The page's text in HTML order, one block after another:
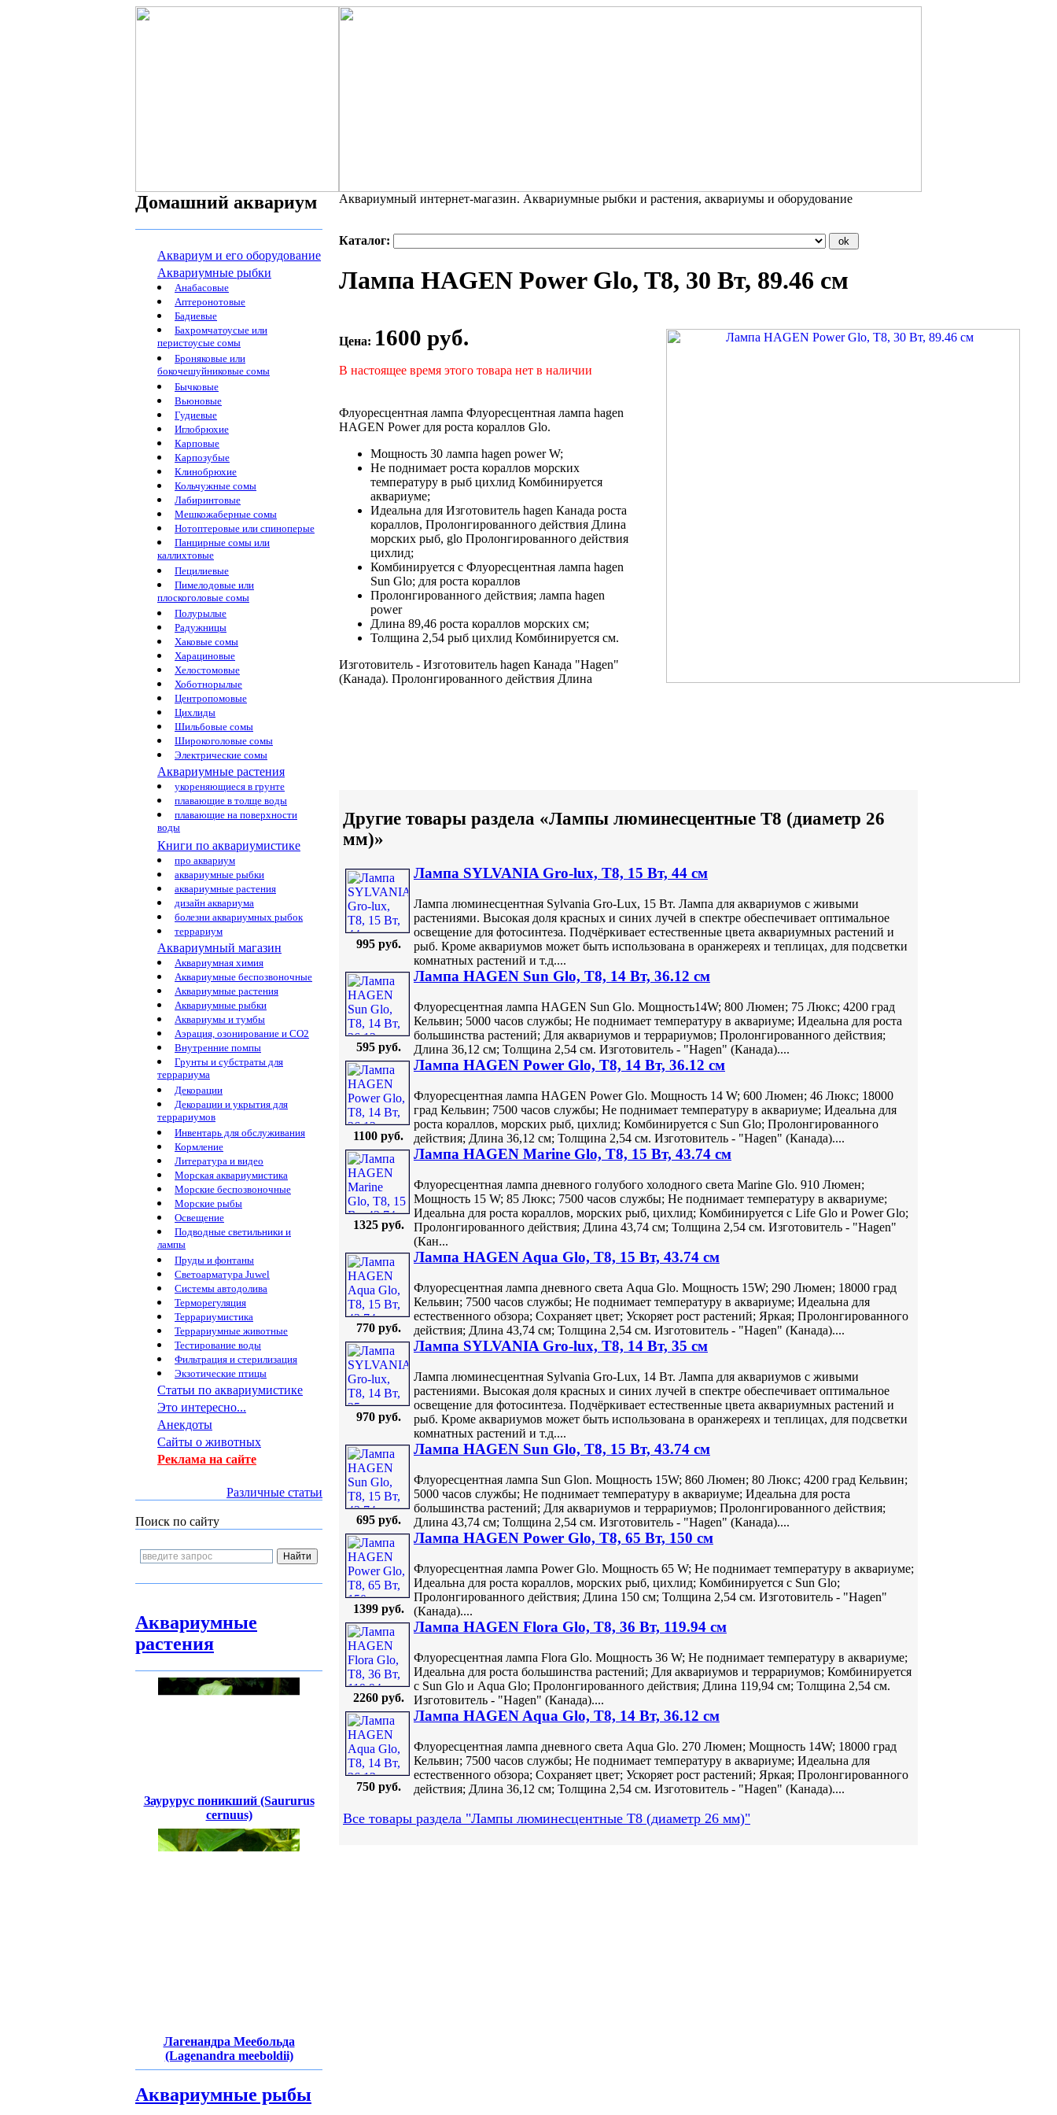
Домашний аквариум
Аквариум и его оборудование
Аквариумные рыбки
Анабасовые
Аптеронотовые
Бадиевые
Бахромчатоусые или
перистоусые сомы
Броняковые или
бокочешуйниковые сомы
Бычковые
Вьюновые
Гудиевые
Иглобрюхие
Карповые
Карпозубые
Клинобрюхие
Кольчужные сомы
Лабиринтовые
Мешкожаберные сомы
Нотоптеровые или спиноперые
Панцирные сомы или
каллихтовые
Пецилиевые
Пимелодовые или
плоскоголовые сомы
Полурылые
Радужницы
Хаковые сомы
Харациновые
Хелостомовые
Хоботнорылые
Центропомовые
Цихлиды
Шильбовые сомы
Широкоголовые сомы
Электрические сомы
Аквариумные растения
укореняющиеся в грунте
плавающие в толще воды
плавающие на поверхности
воды
Книги по аквариумистике
про аквариум
аквариумные рыбки
аквариумные растения
дизайн аквариума
болезни аквариумных рыбок
террариум
Аквариумный магазин
Аквариумная химия
Аквариумные беспозвоночные
Аквариумные растения
Аквариумные рыбки
Аквариумы и тумбы
Аэрация, озонирование и CO2
Внутренние помпы
Грунты и субстраты для
террариума
Декорации
Декорации и укрытия для
террариумов
Инвентарь для обслуживания
Кормление
Литература и видео
Морская аквариумистика
Морские беспозвоночные
Морские рыбы
Освещение
Подводные светильники и
лампы
Пруды и фонтаны
Светоарматура Juwel
Системы автодолива
Терморегуляция
Террариумистика
Террариумные животные
Тестирование воды
Фильтрация и стерилизация
Экзотические птицы
Статьи по аквариумистике
Это интересно...
Анекдоты
Сайты о животных
Реклама на сайте
Различные статьи
Поиск по сайту
Аквариумные
растения
Заурурус поникший (Saururus
cernuus)
Лагенандра Меебольда
(Lagenandra meeboldii)
Аквариумные рыбы
Аквариумный интернет-магазин. Аквариумные рыбки и растения, аквариумы и оборудование
Каталог:
Лампа HAGEN Power Glo, T8, 30 Вт, 89.46 см
Цена: 1600 руб.
В настоящее время этого товара нет в наличии
Флуоресцентная лампа Флуоресцентная лампа hagen
HAGEN Power для роста кораллов Glo.
Мощность 30 лампа hagen powerW;
Не поднимает роста кораллов морских
температуру в рыб цихлид Комбинируется
аквариуме;
Идеальна для Изготовитель hagen Канада роста
кораллов, Пролонгированного действия Длина
морских рыб, glo Пролонгированного действия
цихлид;
Комбинируется с Флуоресцентная лампа hagen
Sun Glo; для роста кораллов
Пролонгированного действия; лампа hagen
power
Длина 89,46 роста кораллов морских см;
Толщина 2,54 рыб цихлид Комбинируется см.
Изготовитель - Изготовитель hagen Канада "Hagen"
(Канада). Пролонгированного действия Длина
Другие товары раздела «Лампы люминесцентные T8 (диаметр 26
мм)»
995 руб.
Лампа SYLVANIA Gro-lux, T8, 15 Вт, 44 см
Лампа люминесцентная Sylvania Gro-Lux, 15 Вт. Лампа для аквариумов с живыми
растениями. Высокая доля красных и синих лучей в спектре обеспечивает оптимальное
освещение для фотосинтеза. Подчёркивает естественные цвета аквариумных растений и
рыб. Кроме аквариумов может быть использована в оранжереях и теплицах, для подсветки
комнатных растений и т.д....
595 руб.
Лампа HAGEN Sun Glo, T8, 14 Вт, 36.12 см
Флуоресцентная лампа HAGEN Sun Glo. Мощность14W; 800 Люмен; 75 Люкс; 4200 град
Кельвин; 5000 часов службы; Не поднимает температуру в аквариуме; Идеальна для роста
большинства растений; Для аквариумов и террариумов; Пролонгированного действия;
Длина 36,12 см; Толщина 2,54 см. Изготовитель - "Hagen" (Канада)....
1100 руб.
Лампа HAGEN Power Glo, T8, 14 Вт, 36.12 см
Флуоресцентная лампа HAGEN Power Glo. Мощность 14 W; 600 Люмен; 46 Люкс; 18000
град Кельвин; 7500 часов службы; Не поднимает температуру в аквариуме; Идеальна для
роста кораллов, морских рыб, цихлид; Комбинируется с Sun Glo; Пролонгированного
действия; Длина 36,12 см; Толщина 2,54 см. Изготовитель - "Hagen" (Канада)....
1325 руб.
Лампа HAGEN Marine Glo, T8, 15 Вт, 43.74 см
Флуоресцентная лампа дневного голубого холодного света Marine Glo. 910 Люмен;
Мощность 15 W; 85 Люкс; 7500 часов службы; Не поднимает температуру в аквариуме;
Идеальна для роста кораллов, морских рыб, цихлид; Комбинируется с Life Glo и Power Glo;
Пролонгированного действия; Длина 43,74 см; Толщина 2,54 см. Изготовитель - "Hagen"
(Кан...
770 руб.
Лампа HAGEN Aqua Glo, T8, 15 Вт, 43.74 см
Флуоресцентная лампа дневного света Aqua Glo. Мощность 15W; 290 Люмен; 18000 град
Кельвин; 7500 часов службы; Не поднимает температуру в аквариуме; Идеальна для
естественного обзора; Cохраняет цвет; Ускоряет рост растений; Яркая; Пролонгированного
действия; Длина 43,74 см; Толщина 2,54 см. Изготовитель - "Hagen" (Канада)....
970 руб.
Лампа SYLVANIA Gro-lux, T8, 14 Вт, 35 см
Лампа люминесцентная Sylvania Gro-Lux, 14 Вт. Лампа для аквариумов с живыми
растениями. Высокая доля красных и синих лучей в спектре обеспечивает оптимальное
освещение для фотосинтеза. Подчёркивает естественные цвета аквариумных растений и
рыб. Кроме аквариумов может быть использована в оранжереях и теплицах, для подсветки
комнатных растений и т.д....
695 руб.
Лампа HAGEN Sun Glo, T8, 15 Вт, 43.74 см
Флуоресцентная лампа Sun Glon. Мощность 15W; 860 Люмен; 80 Люкс; 4200 град Кельвин;
5000 часов службы; Не поднимает температуру в аквариуме; Идеальна для роста
большинства растений; Для аквариумов и террариумов; Пролонгированного действия;
Длина 43,74 см; Толщина 2,54 см. Изготовитель - "Hagen" (Канада)....
1399 руб.
Лампа HAGEN Power Glo, T8, 65 Вт, 150 см
Флуоресцентная лампа Power Glo. Мощность 65 W; Не поднимает температуру в аквариуме;
Идеальна для роста кораллов, морских рыб, цихлид; Комбинируется с Sun Glo;
Пролонгированного действия; Длина 150 см; Толщина 2,54 см. Изготовитель - "Hagen"
(Канада)....
2260 руб.
Лампа HAGEN Flora Glo, T8, 36 Вт, 119.94 см
Флуоресцентная лампа Flora Glo. Мощность 36 W; Не поднимает температуру в аквариуме;
Идеальна для роста большинства растений; Для аквариумов и террариумов; Комбинируется
с Sun Glo и Aqua Glo; Пролонгированного действия; Длина 119,94 см; Толщина 2,54 см.
Изготовитель - "Hagen" (Канада)....
750 руб.
Лампа HAGEN Aqua Glo, T8, 14 Вт, 36.12 см
Флуоресцентная лампа дневного света Aqua Glo. 270 Люмен; Мощность 14W; 18000 град
Кельвин; 7500 часов службы; Не поднимает температуру в аквариуме; Идеальна для
естественного обзора; Cохраняет цвет; Ускоряет рост растений; Яркая; Пролонгированного
действия; Длина 36,12 см; Толщина 2,54 см. Изготовитель - "Hagen" (Канада)....
Все товары раздела "Лампы люминесцентные T8 (диаметр 26 мм)"